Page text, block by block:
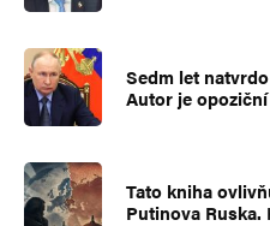
Sedm let
Autor je
Tato kniha
Putinova